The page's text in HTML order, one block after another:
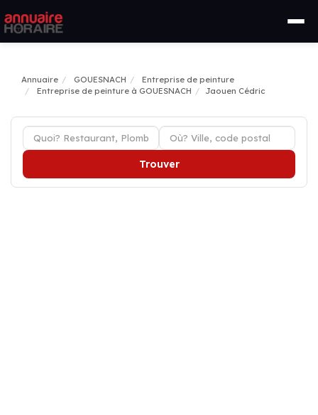
Annuaire GOUESNACH
Entreprise de peinture
Entreprise de peinture à GOUESNACH
Jaouen Cédric
Trouver